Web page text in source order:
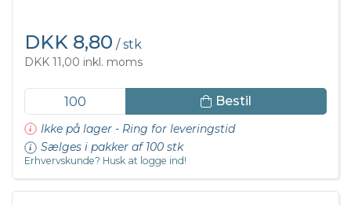
DKK 8,80 / stk
DKK 11,00 inkl. moms
Bestil
Ikke på lager - Ring for leveringstid
Sælges i pakker af 100 stk
Erhvervskunde? Husk at logge ind!